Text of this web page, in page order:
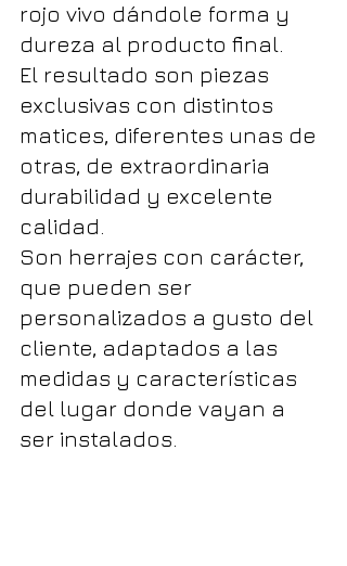
rojo vivo dándole forma y
dureza al producto final.
El resultado son piezas
exclusivas con distintos
matices, diferentes unas de
otras, de extraordinaria
durabilidad y excelente
calidad.
Son herrajes con carácter,
que pueden ser
personalizados a gusto del
cliente, adaptados a las
medidas y características
del lugar donde vayan a
ser instalados.